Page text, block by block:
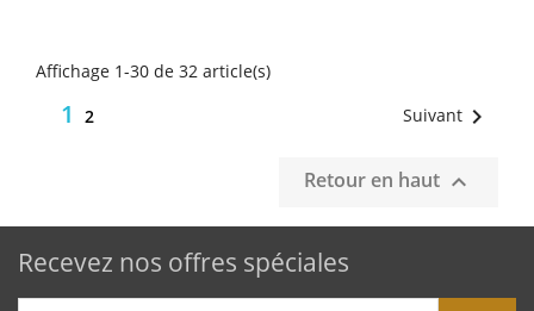
Affichage 1-30 de 32 article(s)
1 2 Suivant 
Retour en haut 
Recevez nos offres spéciales